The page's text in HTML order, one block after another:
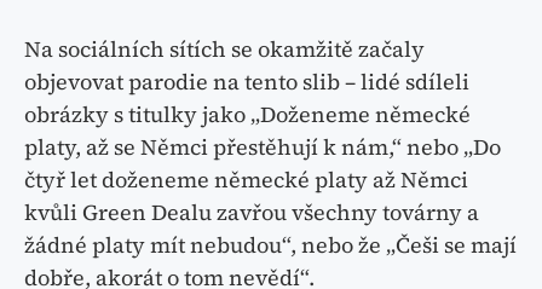
Na sociálních sítích se okamžitě začaly
objevovat parodie na tento slib – lidé sdíleli
obrázky s titulky jako „Doženeme německé
platy, až se Němci přestěhují k nám,“ nebo „Do
čtyř let doženeme německé platy až Němci
kvůli Green Dealu zavřou všechny továrny a
žádné platy mít nebudou“, nebo že „Češi se mají
dobře, akorát o tom nevědí“.